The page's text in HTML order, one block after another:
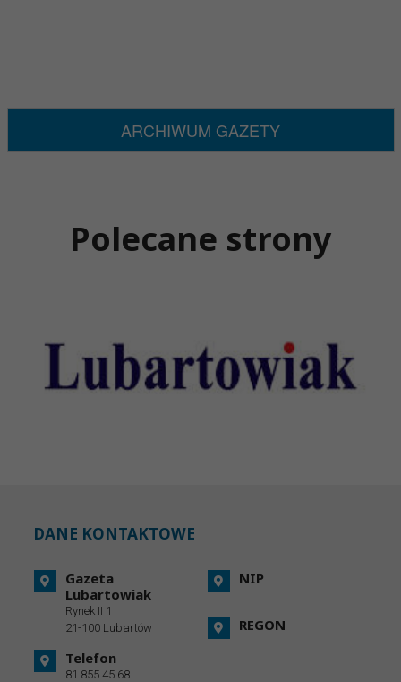
ARCHIWUM GAZETY
Polecane strony
DANE KONTAKTOWE
Gazeta
Lubartowiak
Rynek II 1
21-100 Lubartów
Telefon
81 855 45 68
NIP
REGON